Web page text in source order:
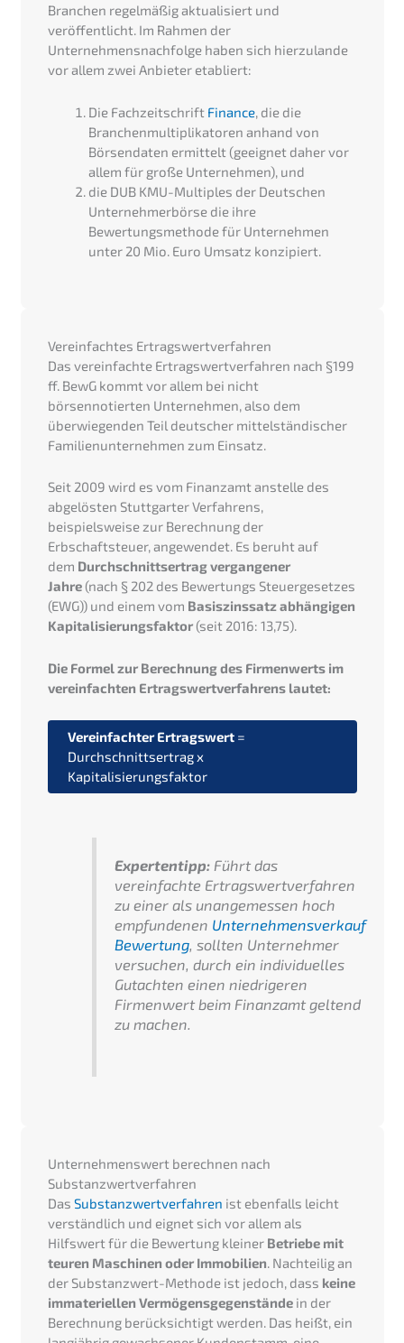
Branchen regelmäßig aktualisiert und
veröffentlicht. Im Rahmen der
Unternehmensnachfolge haben sich hierzulande
vor allem zwei Anbieter etabliert:
Die FachzeitschriftFinance, die die
Branchenmultiplikatoren anhand von
Börsendaten ermittelt (geeignet daher vor
allem für große Unternehmen), und
die DUB KMU-Multiples der Deutschen
Unternehmerbörse die ihre
Bewertungsmethode für Unternehmen
unter 20 Mio. Euro Umsatz konzipiert.
Vereinfachtes Ertragswertverfahren
Das vereinfachte Ertragswertverfahren nach §199
ff. BewG kommt vor allem bei nicht
börsennotierten Unternehmen, also dem
überwiegenden Teil deutscher mittelständischer
Familienunternehmen zum Einsatz.
Seit 2009 wird es vom Finanzamt anstelle des
abgelösten Stuttgarter Verfahrens,
beispielsweise zur Berechnung der
Erbschaftsteuer, angewendet. Es beruht auf
dem Durchschnittsertrag vergangener
Jahre(nach § 202 des Bewertungs Steuergesetzes
(EWG)) und einem vom Basiszinssatz abhängigen
Kapitalisierungsfaktor(seit 2016: 13,75).
Die Formel zur Berechnung des Firmenwerts im
vereinfachten Ertragswertverfahrens lautet:
Vereinfachter Ertragswert =
Durchschnittsertrag x
Kapitalisierungsfaktor
Expertentipp: Führt das
vereinfachte Ertragswertverfahren
zu einer als unangemessen hoch
empfundenen Unternehmensverkauf
Bewertung, sollten Unternehmer
versuchen, durch ein individuelles
Gutachten einen niedrigeren
Firmenwert beim Finanzamt geltend
zu machen.
Unternehmenswert berechnen nach
Substanzwertverfahren
Das Substanzwertverfahren ist ebenfalls leicht
verständlich und eignet sich vor allem als
Hilfswert für die Bewertung kleiner Betriebe mit
teuren Maschinen oder Immobilien. Nachteilig an
der Substanzwert-Methode ist jedoch, dass keine
immateriellen Vermögensgegenständein der
Berechnung berücksichtigt werden. Das heißt, ein